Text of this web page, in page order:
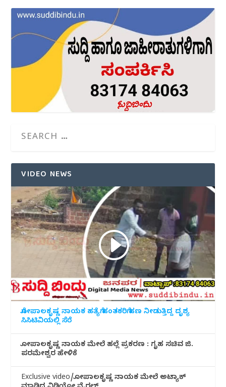
VIDEO NEWS
ಗೋಪಾಲಕೃಷ್ಣ ನಾಯಕ ಹತ್ಯೆಗೆ ಹಂತಕರಿಗೆ ಹಣ ನೀಡುತ್ತಿದ್ದ ದೃಶ್ಯ
ಸಿಸಿಟಿವಿಯಲ್ಲಿ ಸೆರೆ
ಗೋಪಾಲಕೃಷ್ಣ ನಾಯಕ ಮೇಲೆ ಹಲ್ಲೆ ಪ್ರಕರಣ : ಗೃಹ ಸಚಿವ ಜಿ.
ಪರಮೇಶ್ವರ ಹೇಳಿಕೆ
Exclusive video/ಗೋಪಾಲಕೃಷ್ಣ ನಾಯಕ ಮೇಲೆ ಅಟ್ಯಾಕ್